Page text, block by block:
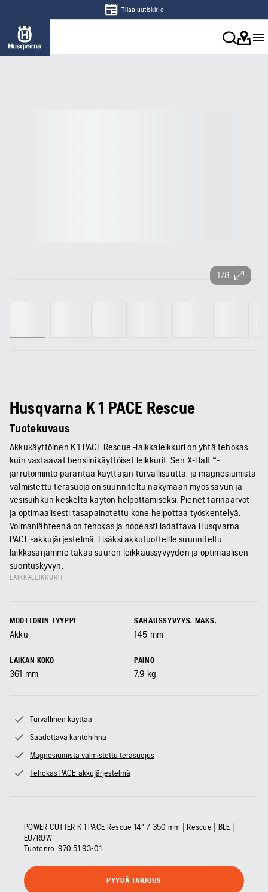
Tilaa uutiskirje
1/8
Husqvarna K 1 PACE Rescue
Tuotekuvaus
Akkukäyttöinen K 1 PACE Rescue -laikkaleikkuri on yhtä tehokas
kuin vastaavat bensiinikäyttöiset leikkurit. Sen X-Halt™-
jarrutoiminto parantaa käyttäjän turvallisuutta, ja magnesiumista
valmistettu teräsuoja on suunniteltu näkymään myös savun ja
vesisuihkun keskeltä käytön helpottamiseksi. Pienet tärinäarvot
ja optimaalisesti tasapainotettu kone helpottaa työskentelyä.
Voimanlähteenä on tehokas ja nopeasti ladattava Husqvarna
PACE -akkujärjestelmä. Lisäksi akkutuotteille suunniteltu
laikkasarjamme takaa suuren leikkaussyvyyden ja optimaalisen
suorituskyvyn.
LAIKKALEIKKURIT
MOOTTORIN TYYPPI
Akku
SAHAUSSYVYYS, MAKS.
145 mm
LAIKAN KOKO
361 mm
PAINO
7.9 kg
Turvallinen käyttää
Säädettävä kantohihna
Magnesiumista valmistettu teräsuojus
Tehokas PACE-akkujärjestelmä
POWER CUTTER K 1 PACE Rescue 14" / 350 mm | Rescue | BLE |
EU/ROW
Tuotenro: 970 51 93‑01
PYYDÄ TARJOUS